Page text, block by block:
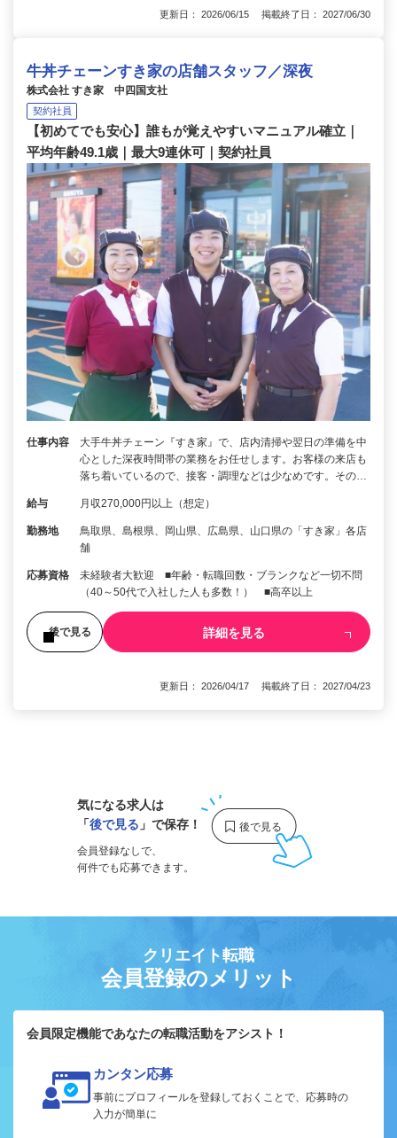
更新日： 2026/06/15 掲載終了日： 2027/06/30
牛丼チェーンすき家の店舗スタッフ／深夜
株式会社 すき家 中四国支社
契約社員
【初めてでも安心】誰もが覚えやすいマニュアル確立｜
平均年齢49.1歳｜最大9連休可｜契約社員
仕事内容
大手牛丼チェーン『すき家』で、店内清掃や翌日の準備を中
心とした深夜時間帯の業務をお任せします。お客様の来店も
落ち着いているので、接客・調理などは少なめです。その…
給与 月収270,000円以上（想定）
勤務地
鳥取県、島根県、岡山県、広島県、山口県の「すき家」各店
舗
応募資格
未経験者大歓迎 ■年齢・転職回数・ブランクなど一切不問
（40～50代で入社した人も多数！） ■高卒以上
後で見る 詳細を見る
更新日： 2026/04/17 掲載終了日： 2027/04/23
気になる求人は
「後で見る 」で保存！
会員登録なしで、
何件でも応募できます。
クリエイト転職
会員登録のメリット
会員限定機能であなたの転職活動をアシスト！
カンタン応募
事前にプロフィールを登録しておくことで、応募時の
入力が簡単に